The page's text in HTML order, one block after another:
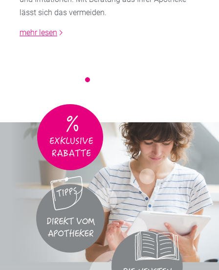
lässt sich das vermeiden.
mehr lesen